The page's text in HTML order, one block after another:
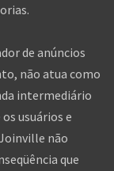
de anúncios
não atua como
intermediário
usuários e
não
que